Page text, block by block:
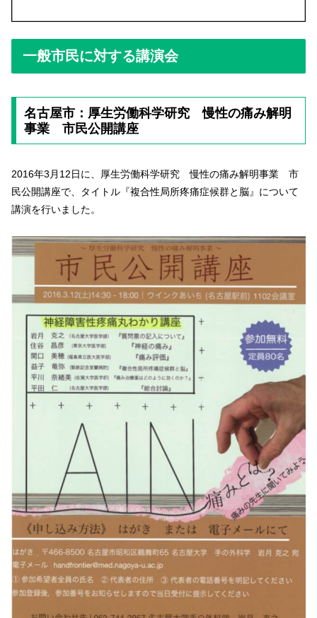
一般市民に対する講演会
名古屋市：厚生労働科学研究 慢性の痛み解明
事業 市民公開講座
2016年3月12日に、厚生労働科学研究 慢性の痛み解明事業 市
民公開講座で、タイトル『複合性局所疼痛症候群と脳』について
講演を行いました。